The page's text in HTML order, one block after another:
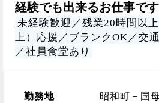
福利厚
企業案
経験でも出来るお仕事です
未経験歓迎／残業20時間以
上）応援／ブランクOK／交
／社員食堂あり
勤務地 昭和町－国